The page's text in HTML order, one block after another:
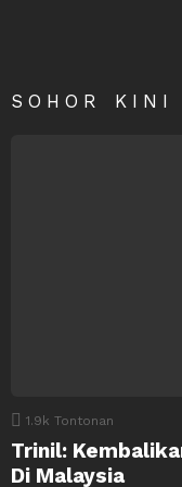
SOHOR KINI
1.9k Tontonan
Trinil:
Di Malaysia